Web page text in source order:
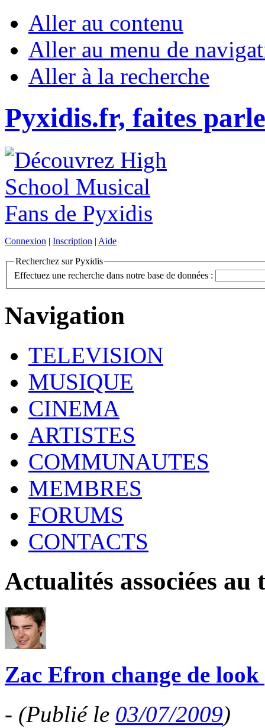
Aller au contenu
Aller au menu de
Aller à la recherche
Pyxidis.fr, faites
Connexion | Inscription | Aide
Recherchez sur Pyxidis
Effectuez une recherche dans notre base de données :
Navigation
TELEVISION
MUSIQUE
CINEMA
ARTISTES
COMMUNAUTES
MEMBRES
FORUMS
CONTACTS
Actualités associées au
Zac Efron change de
- (Publié le 03/07/2009)